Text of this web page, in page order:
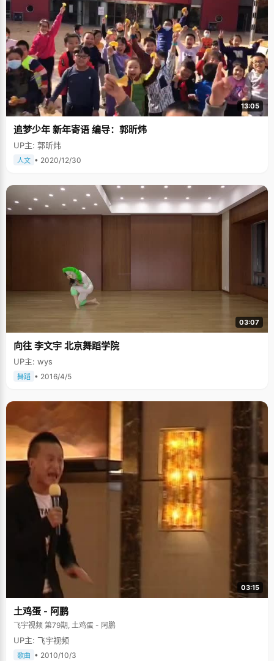
13:05
追梦少年 新年寄语 编导：郭昕炜
UP主: 郭昕炜
人文 • 2020/12/30
03:07
向往 李文宇 北京舞蹈学院
UP主: wys
舞蹈 • 2016/4/5
03:15
土鸡蛋 - 阿鹏
飞宇视频 第79期, 土鸡蛋 - 阿鹏
UP主: 飞宇视频
歌曲 • 2010/10/3